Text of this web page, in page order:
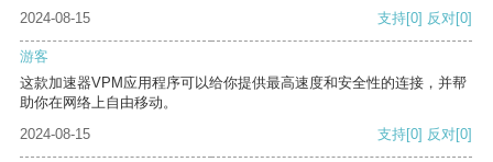
2024-08-15 支持[0] 反对[0]
游客
这款加速器VPM应用程序可以给你提供最高速度和安全性的连接，并帮
助你在网络上自由移动。
2024-08-15
支持[0] 反对[0]